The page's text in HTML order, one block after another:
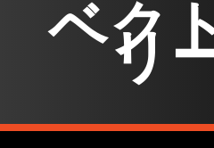
ベク
リ